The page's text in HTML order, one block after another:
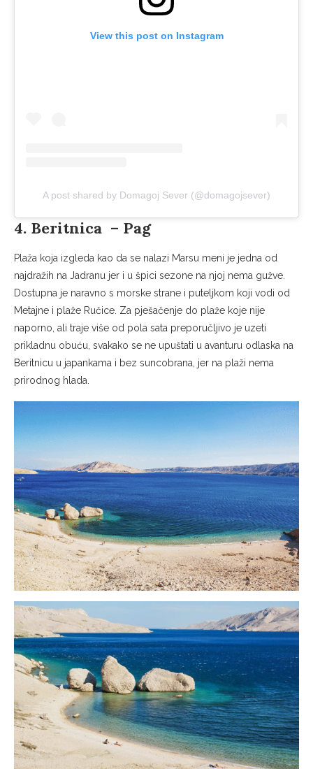
View this post on Instagram
A post shared by Domagoj Sever (@domagojsever)
4. Beritnica – Pag
Plaža koja izgleda kao da se nalazi Marsu meni je jedna od
najdražih na Jadranu jer i u špici sezone na njoj nema gužve.
Dostupna je naravno s morske strane i puteljkom koji vodi od
Metajne i plaže Ručice. Za pješačenje do plaže koje nije
naporno, ali traje više od pola sata preporučljivo je uzeti
prikladnu obuću, svakako se ne upuštati u avanturu odlaska na
Beritnicu u japankama i bez suncobrana, jer na plaži nema
prirodnog hlada.